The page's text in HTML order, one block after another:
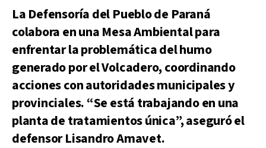
La Defensoría del Pueblo de Paraná
colabora en una Mesa Ambiental para
enfrentar la problemática del humo
generado por el Volcadero, coordinando
acciones con autoridades municipales y
provinciales. “Se está trabajando en una
planta de tratamientos única”, aseguró el
defensor Lisandro Amavet.